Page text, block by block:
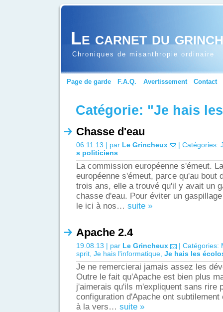
Le carnet du
Chroniques de misanthropie ordinaire
Page de garde F.A.Q. Avertissement Contact
Catégorie: "Je hais
Chasse d'eau
06.11.13 | par Le Grincheux | Catégories:
s politiciens
La commission européenne s'émeut.
européenne s'émeut, parce qu'au bout
trois ans, elle a trouvé qu'il y avait un
chasse d'eau. Pour éviter un
le ici à nos… suite »
Apache 2.4
19.08.13 | par Le Grincheux | Catégories:
sprit Je hais l'informatique Je hais les
Je ne remercierai jamais assez les
Outre le fait qu'Apache est bien plus
j'aimerais qu'ils m'expliquent sans rire
configuration d'Apache ont
à la vers… suite »